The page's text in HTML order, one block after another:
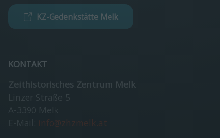
KZ-Gedenkstätte Melk
KONTAKT
Zeithistorisches Zentrum Melk
Linzer Straße 5
A-3390 Melk
info@zhzmelk.at